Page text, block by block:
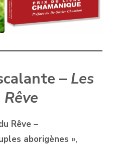
– Les
Rêve –
aborigènes »,